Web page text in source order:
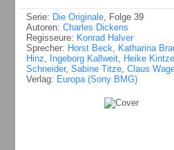
Serie: Die Originale, Folge 39
Autoren: Charles Dickens
Regisseure: Konrad Halver
Sprecher: Horst Beck, Katharina
Hinz, Ingeborg Kallweit, Heike
Schneider, Sabine Titze, Claus
Verlag: Europa (Sony BMG)